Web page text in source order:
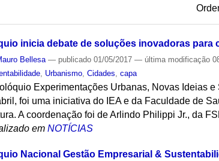
inicia debate de soluções inovadoras para
Bellesa — publicado 01/05/2017— última modificação
Urbanismo ,Cidades ,capa
Experimentações Urbanas, Novas Ideias
foi uma iniciativa do IEA e da Faculdade de
A coordenação foi de Arlindo Philippi Jr., da
em NOTÍCIAS
Nacional Gestão Empresarial &